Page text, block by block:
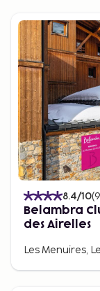
8.4/10(
Belambra
des Airelles
Les Menuires,